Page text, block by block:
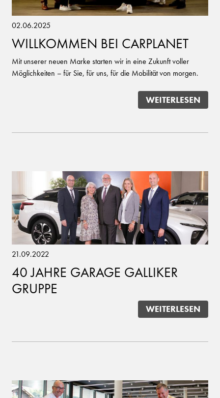
02.06.2025
WILLKOMMEN BEI CARPLANET
Mit unserer neuen Marke starten wir in eine Zukunft voller
Möglichkeiten – für Sie, für uns, für die Mobilität von morgen.
WEITERLESEN
21.09.2022
40 JAHRE GARAGE GALLIKER
GRUPPE
WEITERLESEN